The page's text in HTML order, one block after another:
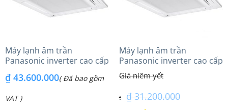
Máy lạnh âm trần
Panasonic inverter cao cấp
48PRH1H8 – 3 Pha
₫43.600.000( Đã bao gồm
VAT )
Máy lạnh âm trần
Panasonic inverter cao cấp
(2.5Hp) S-1821PU3HA/U-
21PRH1H5
₫31.200.000